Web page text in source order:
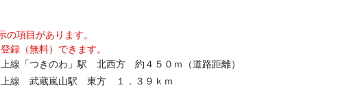
項目があります。
録（無料）できます。
線「つきのわ」駅 北西方 約４５０ｍ（道路距離）
上線 武蔵嵐山駅 東方 １．３９ｋｍ